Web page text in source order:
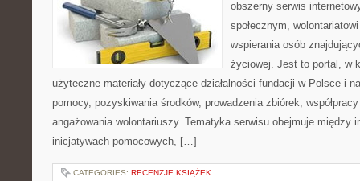
obszerny serwis
społecznym,
wspierania osób
życiowej. Jest to portal, w
użyteczne materiały dotyczące działalności fundacji w Polsce i
pomocy, pozyskiwania środków, prowadzenia zbiórek,
angażowania wolontariuszy. Tematyka serwisu obejmuje między
inicjatywach pomocowych, […]
CATEGORIES: RECENZJE KSIĄŻEK